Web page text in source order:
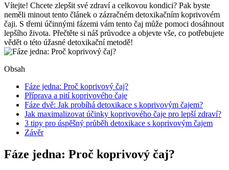
Vítejte! Chcete zlepšit své zdraví a celkovou kondici? Pak byste
neměli minout tento článek o zázračném detoxikačním koprivovém
čaji. S třemi účinnými fázemi vám tento čaj může pomoci dosáhnout
lepšího života. Přečtěte si náš průvodce a objevte vše, co potřebujete
vědět o této úžasné detoxikační metodě!
Obsah
Fáze jedna: Proč koprivový čaj?
Příprava a pití koprivového čaje
Fáze dvě: Jak probíhá detoxikace s koprivovým čajem?
Jak maximalizovat účinky koprivového čaje pro lepší zdraví?
3 tipy pro úspěšný průběh detoxikace s koprivovým čajem
Závěr
Fáze jedna: Proč koprivový čaj?